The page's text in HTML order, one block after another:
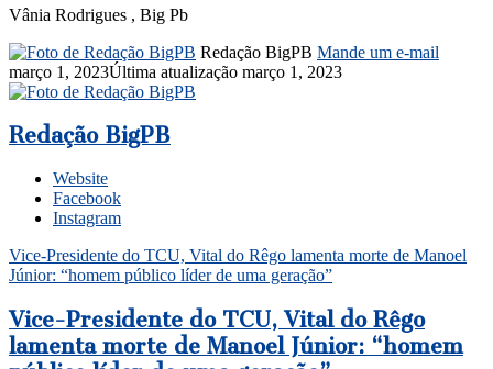
Vânia Rodrigues , Big Pb
Redação BigPB Mande um e-mail
março 1, 2023Última atualização março 1, 2023
Redação BigPB
Website
Facebook
Instagram
Vice-Presidente do TCU, Vital do Rêgo lamenta morte de Manoel
Júnior: “homem público líder de uma geração”
Vice-Presidente do TCU, Vital do Rêgo
lamenta morte de Manoel Júnior: “homem